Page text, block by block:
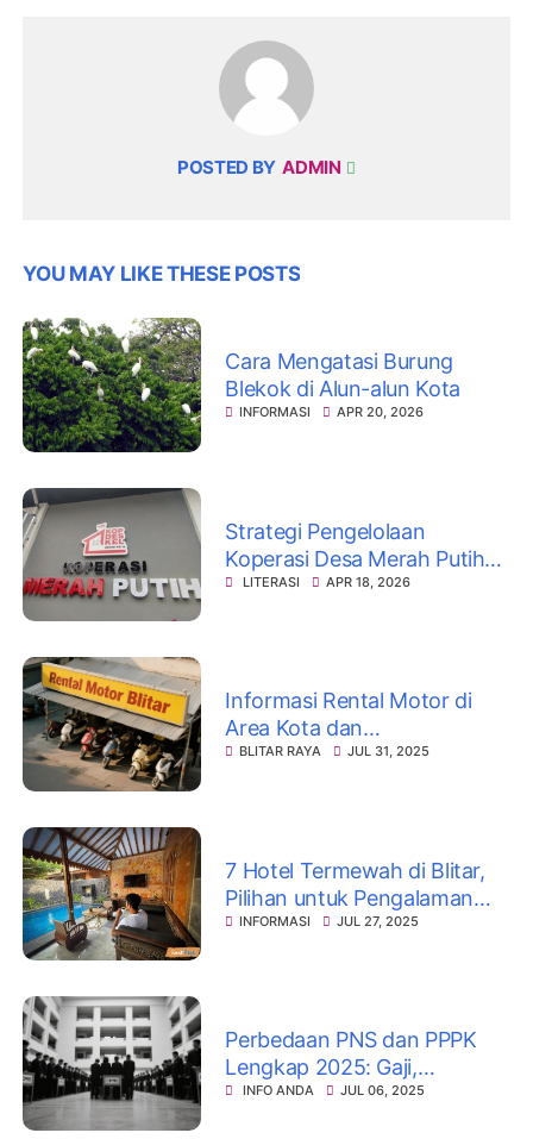
POSTED BY ADMIN
YOU MAY LIKE THESE POSTS
Cara Mengatasi Burung
Blekok di Alun-alun Kota
INFORMASI APR 20, 2026
Strategi Pengelolaan
Koperasi Desa Merah Putih
(KDMP), Sudah Dibangun di
LITERASI APR 18, 2026
Informasi Rental Motor di
Area Kota dan
KabupatenBlitar
BLITAR RAYA JUL 31, 2025
7 Hotel Termewah di Blitar,
Pilihan untuk Pengalaman
Menginap Eksklusif
INFORMASI JUL 27, 2025
Perbedaan PNS dan PPPK
Lengkap 2025: Gaji,
Tunjangan, Simulasi Gaji, dan
INFO ANDA JUL 06, 2025